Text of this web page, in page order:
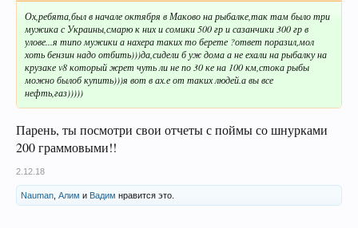
Ох,ребята,был в начале октября в Маково на рыбалке,так там было три
мужика с Украины,смарю к них и сомики 500 гр и сазанчики 300 гр в
улове...я типо мужики а нахера таких то берете ?ответ поразил,мол
хоть бензин надо отбить)))да,сидели б уж дома а не ехали на рыбалку на
крузаке v8 который жрет чуть ли не по 30 ке на 100 км,стока рыбы
можно былоб купить)))я вот в ах.е от таких людей.а вы все
нефть,газ)))))
Парень, ты посмотри свои отчеты с поймы со шнурками
200 граммовыми!!
2.12.18
Nauman Алим и Вадим нравится это.